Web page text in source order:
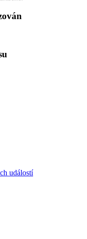
událostí